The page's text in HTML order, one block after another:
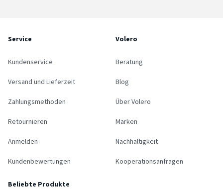
Service
Kundenservice
Versand und Lieferzeit
Zahlungsmethoden
Retournieren
Anmelden
Kundenbewertungen
Volero
Beratung
Blog
Über Volero
Marken
Nachhaltigkeit
Kooperationsanfragen
Beliebte Produkte